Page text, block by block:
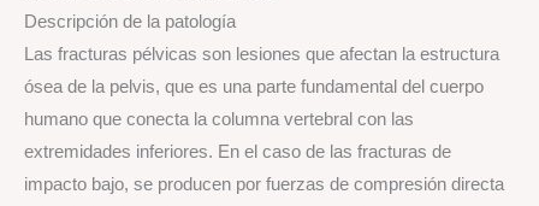
Descripción de la patología
Las fracturas pélvicas son lesiones que afectan la estructura
ósea de la pelvis, que es una parte fundamental del cuerpo
humano que conecta la columna vertebral con las
extremidades inferiores. En el caso de las fracturas de
impacto bajo, se producen por fuerzas de compresión directa